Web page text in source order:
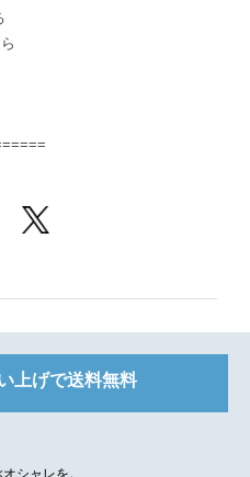
上げで送料無料
シャレを。